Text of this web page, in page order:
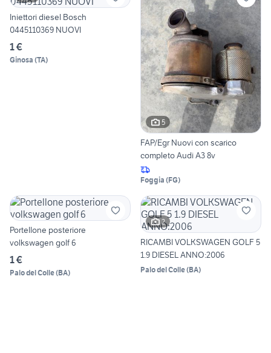
Iniettori diesel Bosch
0445110369 NUOVI
1 €
Ginosa (TA)
5
FAP/Egr Nuovi con scarico
completo Audi A3 8v
Foggia (FG)
Portellone posteriore
volkswagen golf 6
1 €
Palo del Colle(BA)
2
RICAMBI VOLKSWAGEN GOLF 5
1.9 DIESEL ANNO:2006
Palo del Colle(BA)